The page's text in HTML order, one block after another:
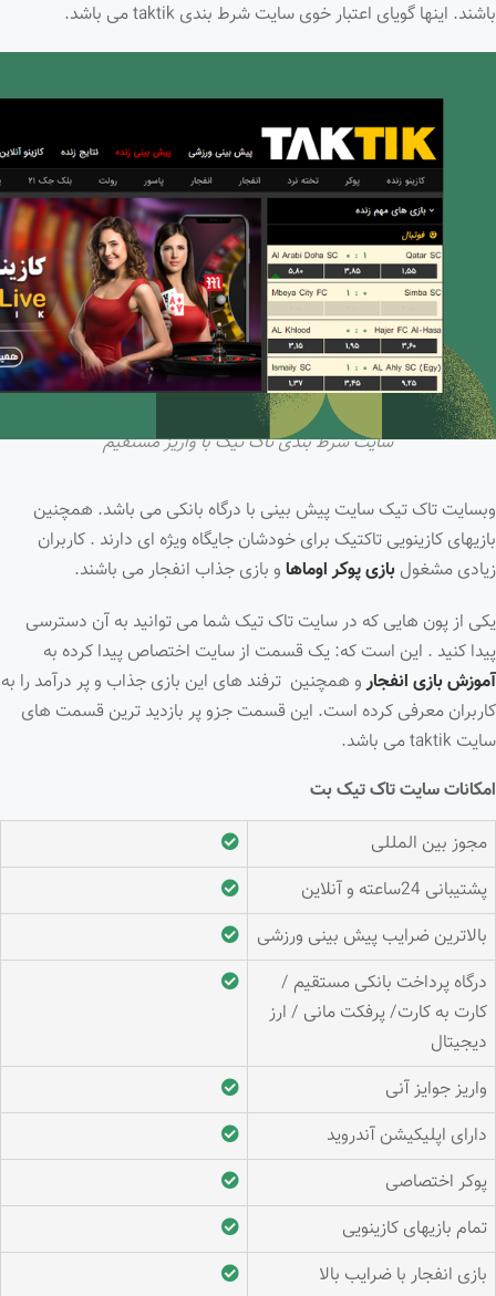
باشند. اینها گویای اعتبار خوی سایت شرط بندی taktik می باشد.
سایت شرط بندی تاک تیک با واریز مستقیم
وبسایت تاک تیک سایت پیش بینی با درگاه بانکی می باشد. همچنین
بازیهای کازینویی تاکتیک برای خودشان جایگاه ویژه ای دارند . کاربران
زیادی مشغول بازی پوکر اوماها و بازی جذاب انفجار می باشند.
یکی از پون هایی که در سایت تاک تیک شما می توانید به آن دسترسی
پیدا کنید . این است که: یک قسمت از سایت اختصاص پیدا کرده به
آموزش بازی انفجارو همچنین ترفند های این بازی جذاب و پر درآمد را به
کاربران معرفی کرده است. این قسمت جزو پر بازدید ترین قسمت های
سایت taktik می باشد.
امکانات سایت تاک تیک بت
مجوز بین المللی
پشتیبانی 24ساعته و آنلاین
بالاترین ضرایب پیش بینی ورزشی
درگاه پرداخت بانکی مستقیم /
کارت به کارت/ پرفکت مانی / ارز
دیجیتال
واریز جوایز آنی
دارای اپلیکیشن آندروید
پوکر اختصاصی
تمام بازیهای کازینویی
بازی انفجار با ضرایب بالا